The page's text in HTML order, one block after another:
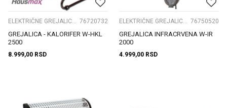
ELEKTRIČNE GREJALICE I PRIBOR 76720732
GREJALICA - KALORIFER W-HKL
2500
8.999,00 RSD
ELEKTRIČNE GREJALICE I PRIBOR 76750520
GREJALICA INFRACRVENA W-IR
2000
4.999,00 RSD